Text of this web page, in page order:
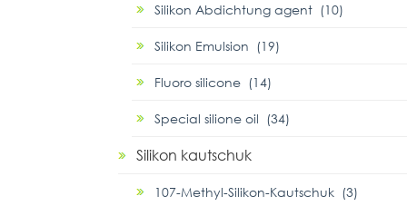
Silikon Abdichtung agent (10)
Silikon Emulsion (19)
Fluoro silicone (14)
Special silione oil (34)
Silikon kautschuk
107-Methyl-Silikon-Kautschuk (3)